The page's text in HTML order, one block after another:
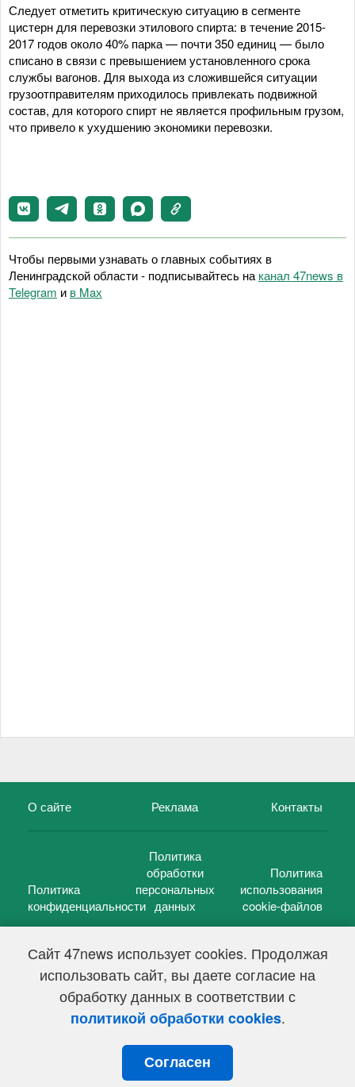
Сайт 47news использует cookies. Продолжая
использовать сайт, вы даете согласие на
обработку данных в соответствии с
политикой обработки cookies.
Согласен
Следует отметить критическую ситуацию в сегменте
цистерн для перевозки этилового спирта: в течение 2015-
2017 годов около 40% парка — почти 350 единиц — было
списано в связи с превышением установленного срока
службы вагонов. Для выхода из сложившейся ситуации
грузоотправителям приходилось привлекать подвижной
состав, для которого спирт не является профильным грузом,
что привело к ухудшению экономики перевозки.
Чтобы первыми узнавать о главных событиях в
Ленинградской области - подписывайтесь на канал 47news в
Telegram и в Maх
О сайте Реклама Контакты
Политика
конфиденциальности
Политика
обработки
персональных
данных
Политика
использования
cookie-файлов
47 новостей (47 news)2005 — 2026 г.
Свидетельство о регистрации СМИ Эл № ФС 77-39848, выдано
Федеральной службой по надзору в сфере связи,
информационных технологий и массовых коммуникаций